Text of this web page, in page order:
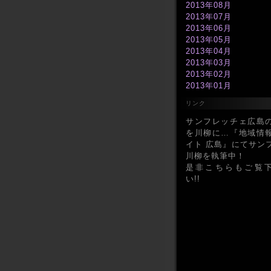
2013年08月
2013年07月
2013年06月
2013年05月
2013年04月
2013年03月
2013年02月
2013年01月
2012年11月
2012年10月
2012年09月
2012年08月
2012年07月
2012年06月
2012年05月
リンク
サンフレッチェ広島
を川柳に…『地域情
イト 広島』にてサン
川柳を執筆中！
是非こちらもご覧
い!!